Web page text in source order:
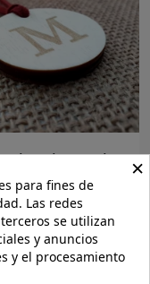
de madera
grabado...
2,24 €
×
para fines de
Las redes
se utilizan
y anuncios
y el procesamiento